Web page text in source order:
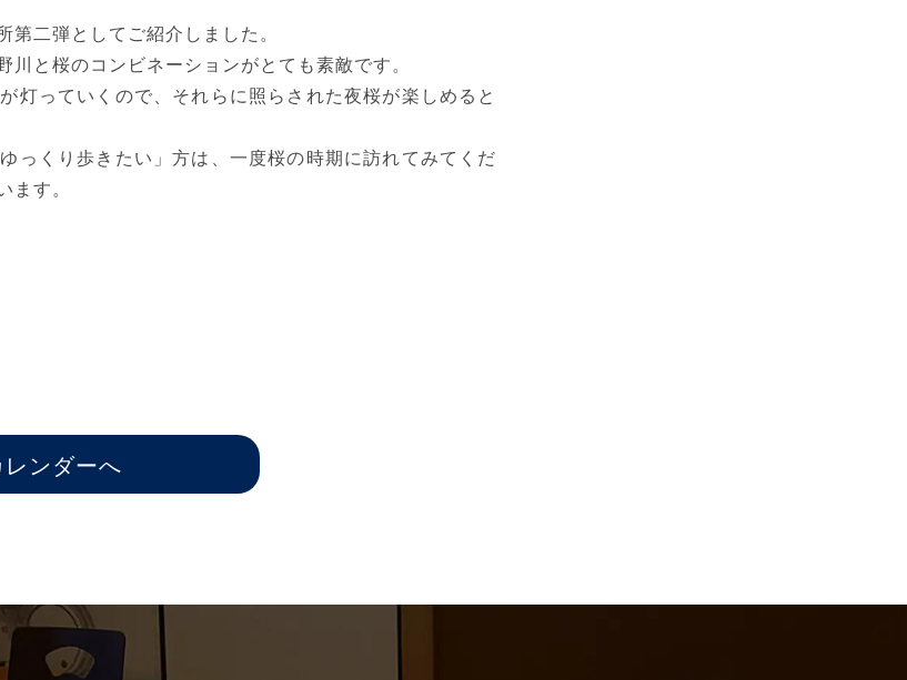
二弾としてご紹介しました。
と桜のコンビネーションがとても素敵です。
灯っていくので、それらに照らされた夜桜が楽しめると
っくり歩きたい」方は、一度桜の時期に訪れてみてくだ
す。
ンダーへ